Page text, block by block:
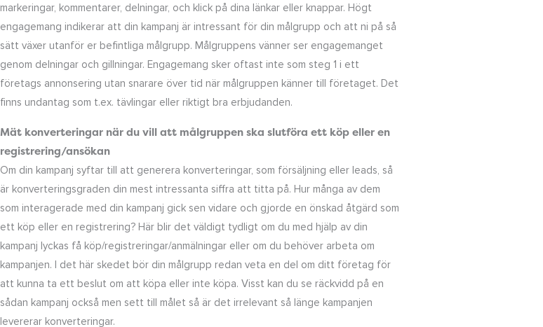
markeringar, kommentarer, delningar, och klick på dina länkar eller knappar. Högt
engagemang indikerar att din kampanj är intressant för din målgrupp och att ni på så
sätt växer utanför er befintliga målgrupp. Målgruppens vänner ser engagemanget
genom delningar och gillningar. Engagemang sker oftast inte som steg 1 i ett
företags annonsering utan snarare över tid när målgruppen känner till företaget. Det
finns undantag som t.ex. tävlingar eller riktigt bra erbjudanden.
Mät konverteringar när du vill att målgruppen ska slutföra ett köp eller en
registrering/ansökan
Om din kampanj syftar till att generera konverteringar, som försäljning eller leads, så
är konverteringsgraden din mest intressanta siffra att titta på. Hur många av dem
som interagerade med din kampanj gick sen vidare och gjorde en önskad åtgärd som
ett köp eller en registrering? Här blir det väldigt tydligt om du med hjälp av din
kampanj lyckas få köp/registreringar/anmälningar eller om du behöver arbeta om
kampanjen. I det här skedet bör din målgrupp redan veta en del om ditt företag för
att kunna ta ett beslut om att köpa eller inte köpa. Visst kan du se räckvidd på en
sådan kampanj också men sett till målet så är det irrelevant så länge kampanjen
levererar konverteringar.